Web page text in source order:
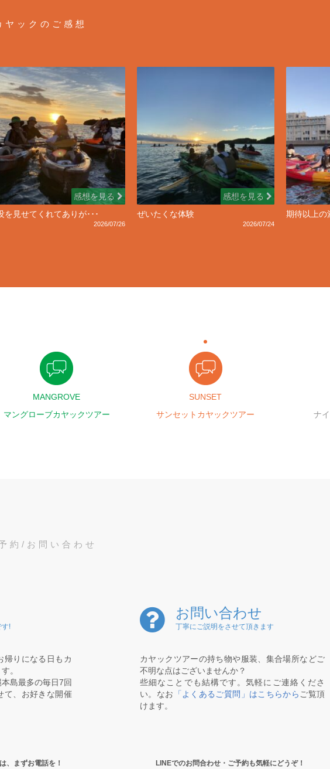
ヤックのご感想
感想を見る
を見せてくれてありが･･･
2026/07/26
感想を見る
ぜいたくな体験
2026/07/24
期待以上の
MANGROVE
マングローブカヤックツアー
SUNSET
サンセットカヤックツアー
ナ
約/お問い合わせ
す!
帰りになる日もカ
。
島最多の毎日7回
て、お好きな開催
お問い合わせ
丁寧にご説明をさせて頂きます
カヤックツアーの持ち物や服装、集合場所などご
不明な点はございませんか？
些細なことでも結構です。気軽にご連絡くださ
い。なお 「よくあるご質問」はこちらから ご覧頂
けます。
、まずお電話を！ LINEでのお問合わせ・ご予約も気軽にどうぞ！